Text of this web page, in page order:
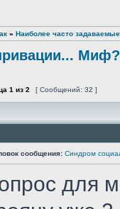
» Наиболее часто
1 из 2 [ Сообщений: 32 ]
сообщения: Синдром
для